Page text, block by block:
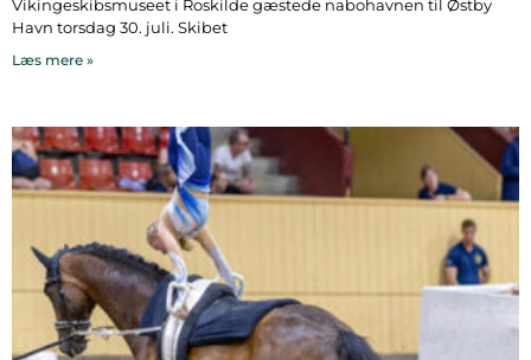
Vikingeskibsmuseet i Roskilde gæstede nabohavnen til Østby
Havn torsdag 30. juli. Skibet
Læs mere »